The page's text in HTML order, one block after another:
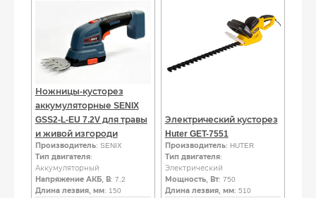
Ножницы-кусторез
аккумуляторные SENIX
GSS2-L-EU 7.2V для травы
и живой изгороди
Производитель: SENIX
Тип двигателя:
Аккумуляторный
Напряжение АКБ, В: 7.2
Длина лезвия, мм: 150
Электрический кусторез
Huter GET-7551
Производитель: HUTER
Тип двигателя:
Электрический
Мощность, Вт: 750
Длина лезвия, мм: 510